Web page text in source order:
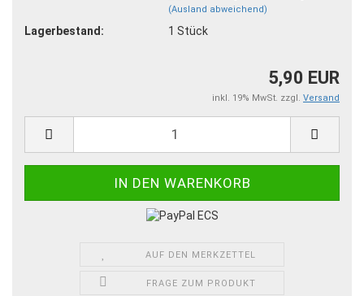
(Ausland abweichend)
Lagerbestand: 1 Stück
5,90 EUR
inkl. 19% MwSt. zzgl. Versand
AUF DEN MERKZETTEL
FRAGE ZUM PRODUKT